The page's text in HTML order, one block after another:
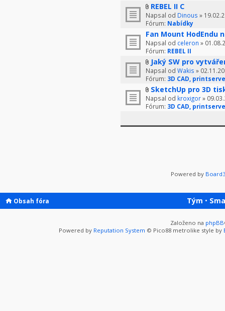
REBEL II C
Napsal od Dinous »
Fórum: Nabídky
Fan Mount HodEndu
Napsal od celeron »
Fórum: REBEL II
Jaký SW pro
Napsal od Wakis »
Fórum: 3D CAD,
SketchUp pro 3D
Napsal od kroxigor»
Fórum: 3D CAD,
Powered by
Obsah fóra Tým •
Založeno na phpBB
Powered by Reputation System © Pico88 metrolike style by